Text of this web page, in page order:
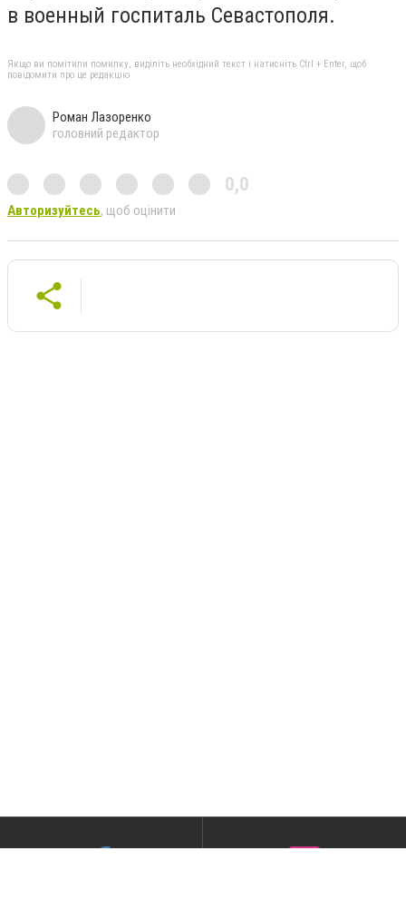
в военный госпиталь Севастополя.
Якщо ви помітили помилку, виділіть необхідний текст і натисніть Ctrl + Enter, щоб
повідомити про це редакцію
Роман Лазоренко
головний редактор
0,0
Авторизуйтесь, щоб оцінити